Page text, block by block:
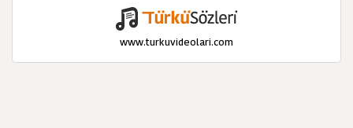
www.turkuvideolari.com